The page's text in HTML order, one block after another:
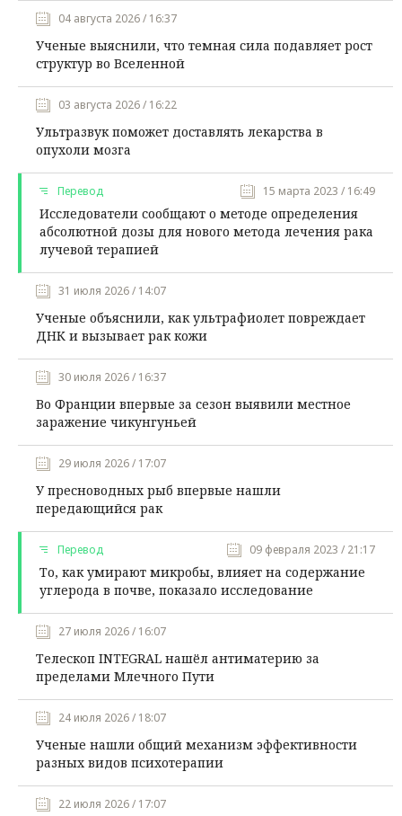
04 августа 2026 / 16:37
Ученые выяснили, что темная сила подавляет рост
структур во Вселенной
03 августа 2026 / 16:22
Ультразвук поможет доставлять лекарства в
опухоли мозга
Перевод 15 марта 2023 / 16:49
Исследователи сообщают о методе определения
абсолютной дозы для нового метода лечения рака
лучевой терапией
31 июля 2026 / 14:07
Ученые объяснили, как ультрафиолет повреждает
ДНК и вызывает рак кожи
30 июля 2026 / 16:37
Во Франции впервые за сезон выявили местное
заражение чикунгуньей
29 июля 2026 / 17:07
У пресноводных рыб впервые нашли
передающийся рак
Перевод 09 февраля 2023 / 21:17
То, как умирают микробы, влияет на содержание
углерода в почве, показало исследование
27 июля 2026 / 16:07
Телескоп INTEGRAL нашёл антиматерию за
пределами Млечного Пути
24 июля 2026 / 18:07
Ученые нашли общий механизм эффективности
разных видов психотерапии
22 июля 2026 / 17:07